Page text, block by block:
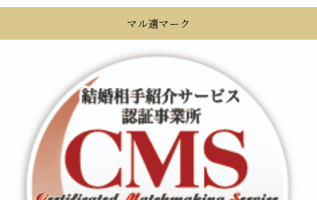
マル適マーク